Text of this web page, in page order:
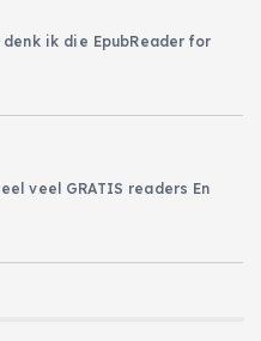
ik die EpubReader for
veel GRATIS readers En